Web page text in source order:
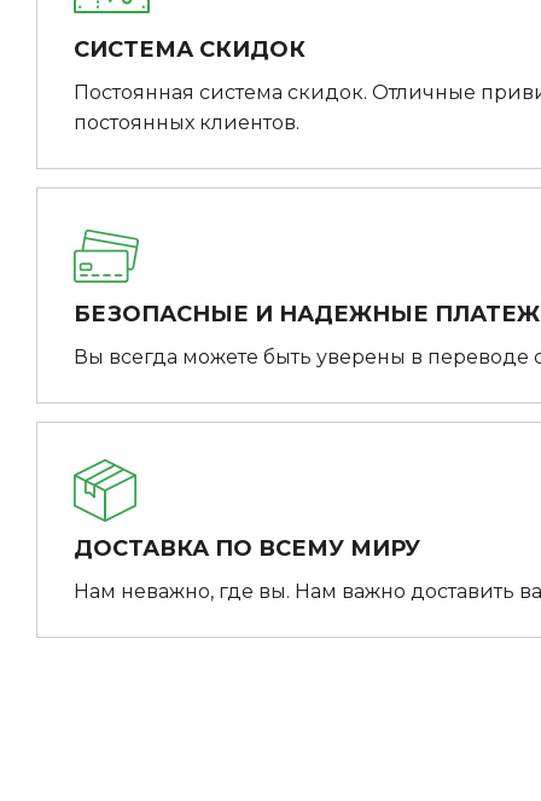
СИСТЕМА СКИДОК
Постоянная система скидок. Отличные
постоянных клиентов.
БЕЗОПАСНЫЕ И НАДЕЖНЫЕ
Вы всегда можете быть уверены в переводе
ДОСТАВКА ПО ВСЕМУ МИРУ
Нам неважно, где вы. Нам важно доставить